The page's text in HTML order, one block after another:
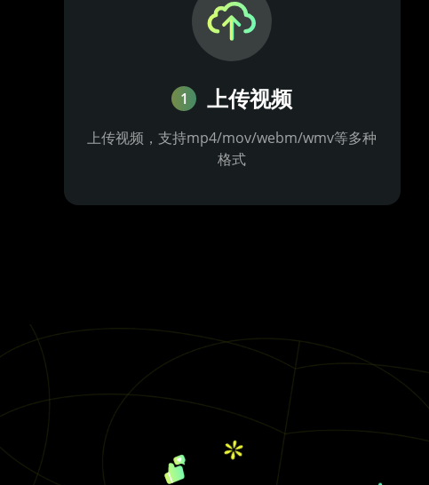
1 上传视频
上传视频，支持mp4/mov/webm/wmv等多种
格式